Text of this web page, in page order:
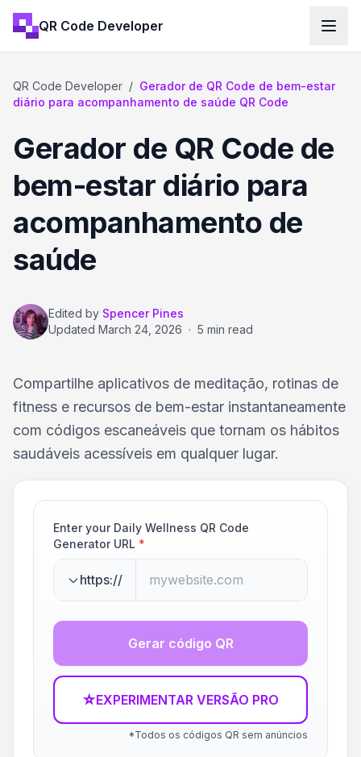
QR Code Developer
QR Code Developer / Gerador de QR Code de bem-estar
diário para acompanhamento de saúde QR Code
Gerador de QR Code de
bem-estar diário para
acompanhamento de
saúde
Edited by Spencer Pines
Updated March 24, 2026 · 5 min read
Compartilhe aplicativos de meditação, rotinas de
fitness e recursos de bem-estar instantaneamente
com códigos escaneáveis que tornam os hábitos
saudáveis acessíveis em qualquer lugar.
Enter your Daily Wellness QR Code
Generator URL *
https://
Gerar código QR
☆EXPERIMENTAR VERSÃO PRO
*Todos os códigos QR sem anúncios